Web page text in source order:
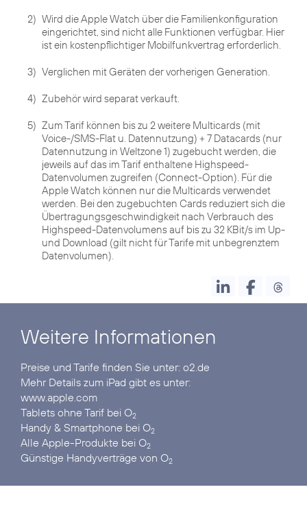
2) Wird die Apple Watch über die Familienkonfiguration
eingerichtet, sind nicht alle Funktionen verfügbar. Hier
ist ein kostenpflichtiger Mobilfunkvertrag erforderlich.
3) Verglichen mit Geräten der vorherigen Generation.
4) Zubehör wird separat verkauft.
5) Zum Tarif können bis zu 2 weitere Multicards (mit
Voice-/SMS-Flat u. Datennutzung) + 7 Datacards (nur
Datennutzung in Weltzone 1) zugebucht werden, die
jeweils auf das im Tarif enthaltene Highspeed-
Datenvolumen zugreifen (Connect-Option). Für die
Apple Watch können nur die Multicards verwendet
werden. Bei den zugebuchten Cards reduziert sich die
Übertragungsgeschwindigkeit nach Verbrauch des
Highspeed-Datenvolumens auf bis zu 32 KBit/s im Up-
und Download (gilt nicht für Tarife mit unbegrenztem
Datenvolumen).
Weitere Informationen
Preise und Tarife finden Sie unter: o2.de
www.apple.com
Tablets ohne Tarif bei O2
Handy & Smartphone bei O2
Alle Apple-Produkte bei O2
Günstige Handyverträge von O2